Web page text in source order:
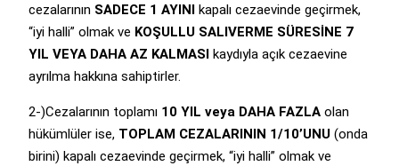
cezalarının SADECE 1 AYINIkapalı cezaevinde geçirmek,
“iyi halli” olmak ve KOŞULLU SALIVERME SÜRESİNE 7
YIL VEYA DAHA AZ KALMASIkaydıyla açık cezaevine
ayrılma hakkına sahiptirler.
2-)Cezalarının toplamı 10 YIL veya DAHA FAZLA olan
hükümlüler ise, TOPLAM CEZALARININ 1/10’UNU (onda
birini) kapalı cezaevinde geçirmek, “iyi halli” olmak ve